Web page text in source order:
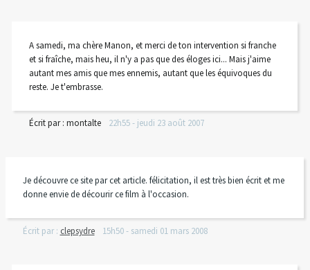
A samedi, ma chère Manon, et merci de ton intervention si franche
et si fraîche, mais heu, il n'y a pas que des éloges ici... Mais j'aime
autant mes amis que mes ennemis, autant que les équivoques du
reste. Je t'embrasse.
Écrit par : montalte 22h55- jeudi 23 août 2007
Je découvre ce site par cet article. félicitation, il est très bien écrit et me
donne envie de décourir ce film à l'occasion.
Écrit par : clepsydre 15h50- samedi 01 mars 2008